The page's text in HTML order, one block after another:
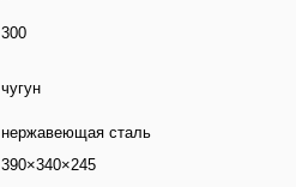
300
чугун
нержавеющая сталь
390×340×245